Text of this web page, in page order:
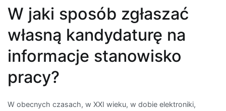
W jaki sposób zgłaszać
własną kandydaturę na
informacje stanowisko
pracy?
W obecnych czasach, w XXI wieku, w dobie elektroniki,